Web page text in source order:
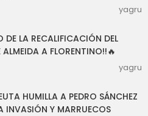
yagru
DE LA RECALIFICACIÓN DEL
A FLORENTINO!!🔥
yagru
HUMILLA A PEDRO SÁNCHEZ
INVASIÓN Y MARRUECOS